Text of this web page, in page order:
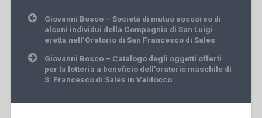
Post
navigation
Giovanni Bosco – Società di mutuo soccorso di
alcuni individui della Compagnia di San Luigi
eretta nell’Oratorio di San Francesco di Sales
Giovanni Bosco – Catalogo degli oggetti offerti
per la lotteria a beneficio dell’oratorio maschile di
S. Francesco di Sales in Valdocco